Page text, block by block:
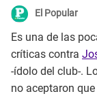
El Popular
Es una de las
críticas contra
-ídolo del club-.
no aceptaron